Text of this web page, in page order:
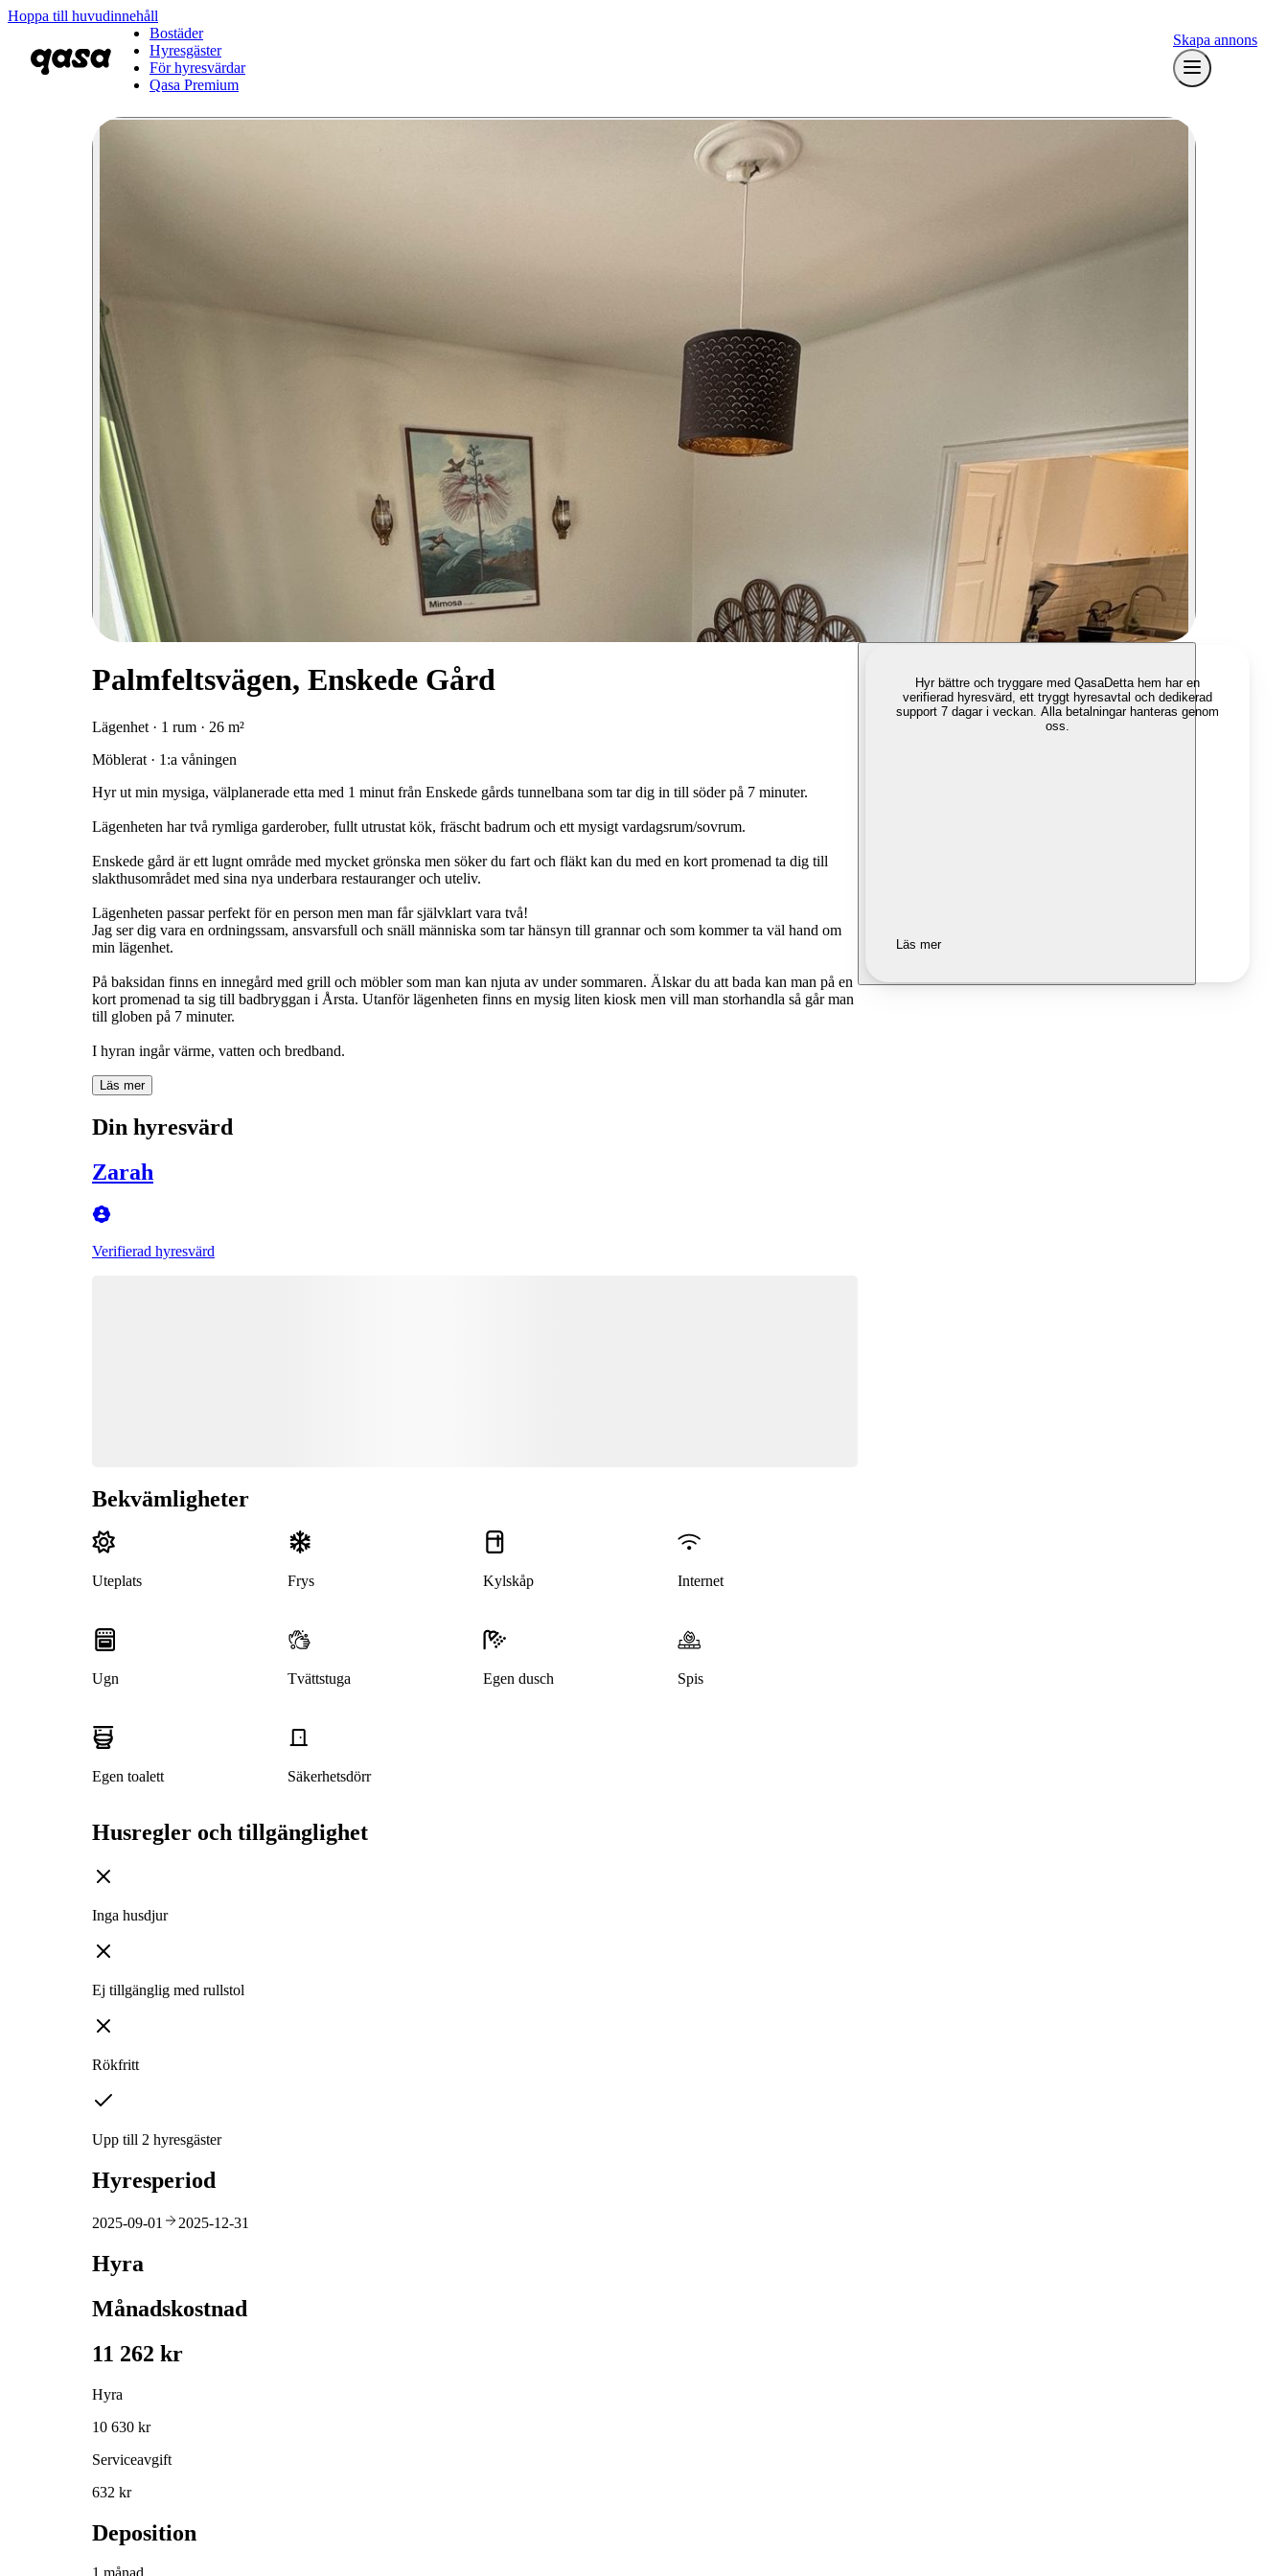
Hoppa till huvudinnehåll
Bostäder
Hyresgäster
För hyresvärdar
Qasa Premium
Skapa annons
Palmfeltsvägen, Enskede Gård
Lägenhet · 1 rum · 26 m²
Möblerat · 1:a våningen
Hyr ut min mysiga, välplanerade etta med 1 minut från Enskede gårds tunnelbana som tar dig in till söder på 7 minuter.
Lägenheten har två rymliga garderober, fullt utrustat kök, fräscht badrum och ett mysigt vardagsrum/sovrum.
Enskede gård är ett lugnt område med mycket grönska men söker du fart och fläkt kan du med en kort promenad ta dig till
slakthusområdet med sina nya underbara restauranger och uteliv.
Lägenheten passar perfekt för en person men man får självklart vara två!
Jag ser dig vara en ordningssam, ansvarsfull och snäll människa som tar hänsyn till grannar och som kommer ta väl hand om
min lägenhet.
På baksidan finns en innegård med grill och möbler som man kan njuta av under sommaren. Älskar du att bada kan man på en
kort promenad ta sig till badbryggan i Årsta. Utanför lägenheten finns en mysig liten kiosk men vill man storhandla så går man
till globen på 7 minuter.
I hyran ingår värme, vatten och bredband.
Läs mer
Din hyresvärd
Zarah
Verifierad hyresvärd
Bekvämligheter
Uteplats Frys Kylskåp Internet
Ugn Tvättstuga Egen dusch Spis
Egen toalett Säkerhetsdörr
Husregler och tillgänglighet
Inga husdjur
Ej tillgänglig med rullstol
Rökfritt
Upp till 2 hyresgäster
Hyresperiod
2025-09-01 2025-12-31
Hyra
Månadskostnad
11 262 kr
Hyra
10 630 kr
Serviceavgift
632 kr
Deposition
Hyr bättre och tryggare med QasaDetta hem har en
verifierad hyresvärd, ett tryggt hyresavtal och dedikerad
support 7 dagar i veckan. Alla betalningar hanteras genom
oss.
Läs mer